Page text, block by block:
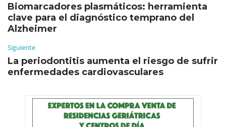
Biomarcadores plasmáticos: herramienta
clave para el diagnóstico temprano del
Alzheimer
Siguiente
La periodontitis aumenta el riesgo de sufrir
enfermedades cardiovasculares